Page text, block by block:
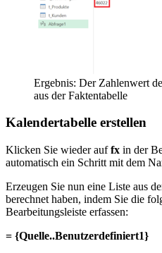
Ergebnis: Der Zahlenwert
aus der Faktentabelle
Kalendertabelle erstellen
Klicken Sie wieder auffx in der
automatisch ein Schritt mit dem
Erzeugen Sie nun eine Liste aus
berechnet haben, indem Sie die
Bearbeitungsleiste erfassen:
= {Quelle..Benutzerdefiniert1}